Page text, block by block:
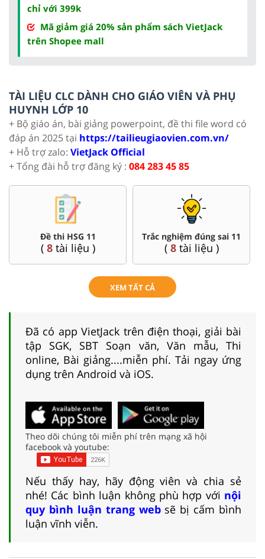
chỉ với 399k
Mã giảm giá 20% sản phẩm sách VietJack
trên Shopee mall
TÀI LIỆU CLC DÀNH CHO GIÁO VIÊN VÀ PHỤ
HUYNH LỚP 10
+ Bộ giáo án, bài giảng powerpoint, đề thi file word có
đáp án 2025 tại https://tailieugiaovien.com.vn/
+ Hỗ trợ zalo: VietJack Official
+ Tổng đài hỗ trợ đăng ký : 084 283 45 85
Đề thi HSG 11
( 8tài liệu )
Trắc nghiệm đúng sai 11
( 8tài liệu )
XEM TẤT CẢ
Đã có app VietJack trên điện thoại, giải bài
tập SGK, SBT Soạn văn, Văn mẫu, Thi
online, Bài giảng....miễn phí. Tải ngay ứng
dụng trên Android và iOS.
Theo dõi chúng tôi miễn phí trên mạng xã hội
facebook và youtube:
Nếu thấy hay, hãy động viên và chia sẻ
nhé! Các bình luận không phù hợp với nội
quy bình luận trang websẽ bị cấm bình
luận vĩnh viễn.